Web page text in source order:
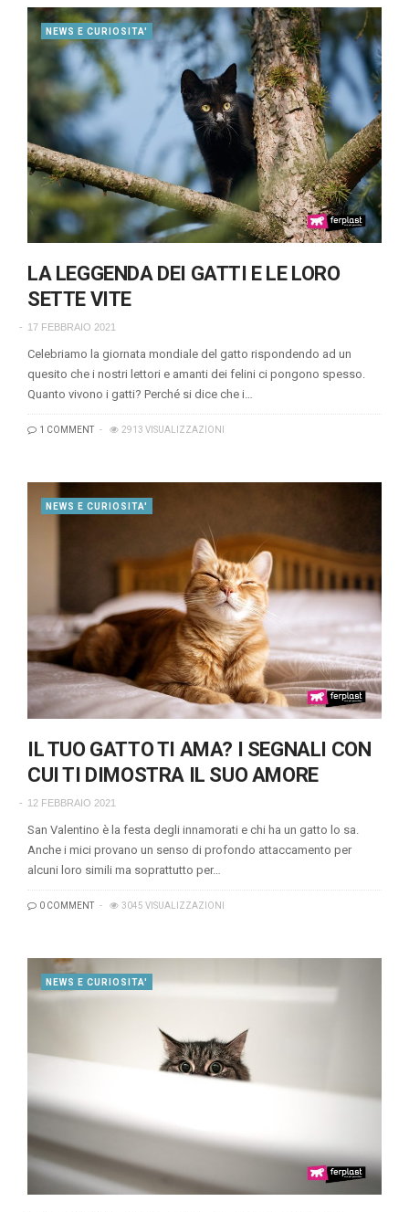
NEWS E CURIOSITA'
LA LEGGENDA DEI GATTI E LE LORO
SETTE VITE
17 FEBBRAIO 2021
Celebriamo la giornata mondiale del gatto rispondendo ad un
quesito che i nostri lettori e amanti dei felini ci pongono spesso.
Quanto vivono i gatti? Perché si dice che i…
1 COMMENT 2913 VISUALIZZAZIONI
NEWS E CURIOSITA'
IL TUO GATTO TI AMA? I SEGNALI CON
CUI TI DIMOSTRA IL SUO AMORE
12 FEBBRAIO 2021
San Valentino è la festa degli innamorati e chi ha un gatto lo sa.
Anche i mici provano un senso di profondo attaccamento per
alcuni loro simili ma soprattutto per…
0 COMMENT 3045 VISUALIZZAZIONI
NEWS E CURIOSITA'